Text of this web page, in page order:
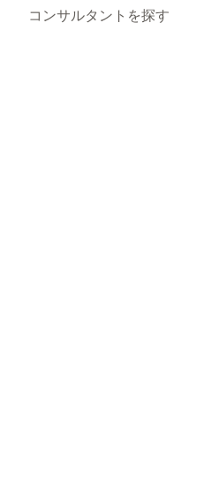
コンサルタントを探す